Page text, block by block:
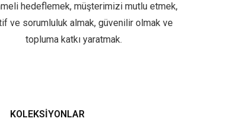
hedeflemek, müşterimizi mutlu etmek,
ve sorumluluk almak, güvenilir olmak ve
topluma katkı yaratmak.
KOLEKSIYONLAR